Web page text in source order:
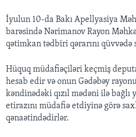
İyulun 10-da Bakı Apellyasiya
barəsində Nərimanov Rayon
qətimkan tədbiri qərarını qüvvədə
Hüquq müdafiəçiləri keçmiş
hesab edir və onun Gədəbəy
kəndinədəki qızıl mədəni ilə
etirazını müdafiə etdiyinə görə
qənaətindədirlər.